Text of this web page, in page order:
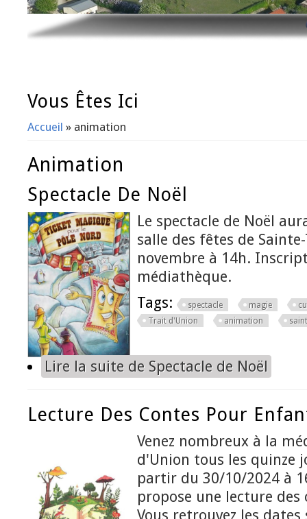
Vous Êtes Ici
Accueil » animation
Animation
Spectacle De Noël
Le spectacle de Noël
salle des fêtes de
novembre à 14h.
médiathèque.
Tags:
spectacle magie
Trait d'Union
animation
Lire la suite de Spectacle de Noël
Lecture Des Contes Pour
Venez nombreux à la
d'Union tous les quinze
partir du 30/10/2024 à
propose une lecture
Vous retrouvez les